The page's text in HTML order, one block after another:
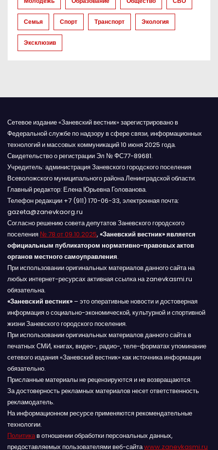
п
Семья Спорт Транспорт Экология
Эксклюзив
Сетевое издание «Заневский вестник» зарегистрировано в
Федеральной службе по надзору в сфере связи, информационных
технологий и массовых коммуникаций 10 июня 2025 года.
Свидетельство о регистрации Эл № ФС77-89681.
Учредитель: администрация Заневского городского поселения
Всеволожского муниципального района Ленинградской области.
Главный редактор: Елена Юрьевна Голованова.
Телефон редакции +7 (911) 170-06-33, электронная почта:
gazeta@zanevkaorg.ru
Согласно решению совета депутатов Заневского городского
поселения № 78 от 09.10.2025, «Заневский вестник» является
официальным публикатором нормативно-правовых актов
органов местного самоуправления.
При использовании оригинальных материалов данного сайта на
любых интернет-ресурсах активная ссылка на zanevkasmi.ru
обязательна.
«Заневский вестник» – это оперативные новости и достоверная
информация о социально-экономической, культурной и спортивной
жизни Заневского городского поселения.
При использовании оригинальных материалов данного сайта в
печатных СМИ, книгах, видео-, радио-, теле-форматах упоминание
сетевого издания «Заневский вестник» как источника информации
обязательно.
Присланные материалы не рецензируются и не возвращаются.
За достоверность рекламных материалов несет ответственность
рекламодатель.
На информационном ресурсе применяются рекомендательные
технологии.
Политикав отношении обработки персональных данных,
предоставляемых пользователями веб-сайтаwww.zanevkasmi.ru